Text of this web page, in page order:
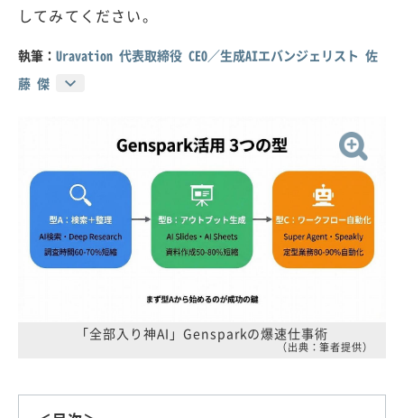
してみてください。
執筆： Uravation 代表取締役 CEO／生成AIエバンジェリスト 佐
藤 傑
「全部入り神AI」Gensparkの爆速仕事術
（出典：筆者提供）